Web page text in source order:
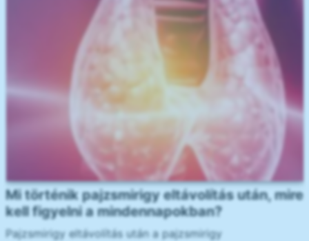
Mi történik pajzsmirigy eltávolítás után, mire
kell figyelni a mindennapokban?
Pajzsmirigy eltávolítás után a pajzsmirigy